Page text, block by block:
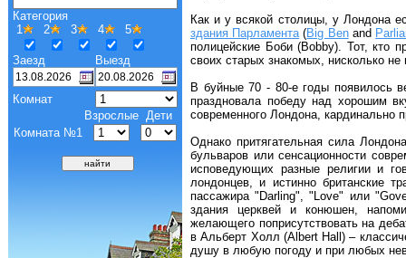
Категория
1
2 3 4 5
Заезд Выезд
Комнат
Взрослые Дети
Комната №1
Как и у всякой столицы, у Лондона
здания Парламента(Big Benand
полицейские Боби (Bobby). Тот, кто
своих старых знакомых, нисколько
В буйные 70 - 80-е годы появилось
праздновала победу над хорошим
современного Лондона, кардинально
Однако притягательная сила
бульваров или сенсационности
исповедующих разные религии и
лондонцев, и истинно британские
пассажира "Darling", "Love" или
здания церквей и конюшен,
желающего поприсутствовать на
в Альберт Холл (Albert Hall) –
душу в любую погоду и при любых